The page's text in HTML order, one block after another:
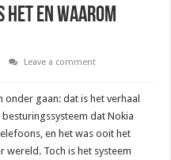
het en waarom
Leave a comment
onder gaan: dat is het verhaal
dat Nokia
en het was ooit het
Toch is het systeem